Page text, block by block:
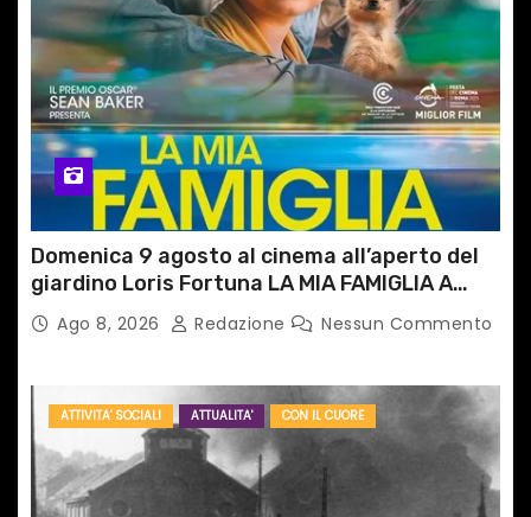
Domenica 9 agosto al cinema all’aperto del
giardino Loris Fortuna LA MIA FAMIGLIA A
TAIPEIAgo 8, 2026 Redazione Nessun Commento
ATTIVITA' SOCIALI ATTUALITA' CON IL CUORE